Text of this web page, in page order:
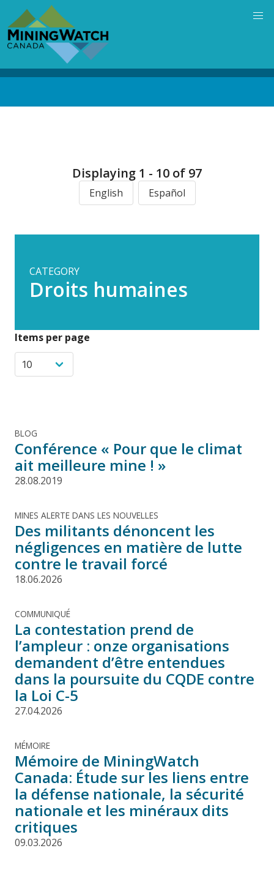
main
content
Displaying 1 - 10 of 97
English Español
CATEGORY
Droits humaines
Items per page
BLOG
Conférence « Pour que le climat
ait meilleure mine ! »
28.08.2019
MINES ALERTE DANS LES NOUVELLES
Des militants dénoncent les
négligences en matière de lutte
contre le travail forcé
18.06.2026
COMMUNIQUÉ
La contestation prend de
l’ampleur : onze organisations
demandent d’être entendues
dans la poursuite du CQDE contre
la Loi C-5
27.04.2026
MÉMOIRE
Mémoire de MiningWatch
Canada: Étude sur les liens entre
la défense nationale, la sécurité
nationale et les minéraux dits
critiques
09.03.2026